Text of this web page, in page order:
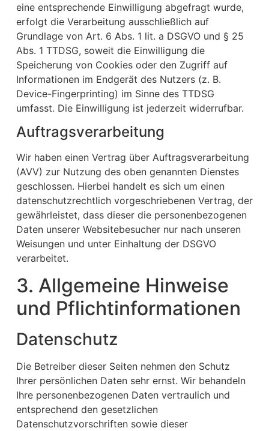
eine entsprechende Einwilligung abgefragt wurde,
erfolgt die Verarbeitung ausschließlich auf
Grundlage von Art. 6 Abs. 1 lit. a DSGVO und § 25
Abs. 1 TTDSG, soweit die Einwilligung die
Speicherung von Cookies oder den Zugriff auf
Informationen im Endgerät des Nutzers (z. B.
Device-Fingerprinting) im Sinne des TTDSG
umfasst. Die Einwilligung ist jederzeit widerrufbar.
Auftragsverarbeitung
Wir haben einen Vertrag über Auftragsverarbeitung
(AVV) zur Nutzung des oben genannten Dienstes
geschlossen. Hierbei handelt es sich um einen
datenschutzrechtlich vorgeschriebenen Vertrag, der
gewährleistet, dass dieser die personenbezogenen
Daten unserer Websitebesucher nur nach unseren
Weisungen und unter Einhaltung der DSGVO
verarbeitet.
3. Allgemeine Hinweise
und Pflicht­informationen
Datenschutz
Die Betreiber dieser Seiten nehmen den Schutz
Ihrer persönlichen Daten sehr ernst. Wir behandeln
Ihre personenbezogenen Daten vertraulich und
entsprechend den gesetzlichen
Datenschutzvorschriften sowie dieser